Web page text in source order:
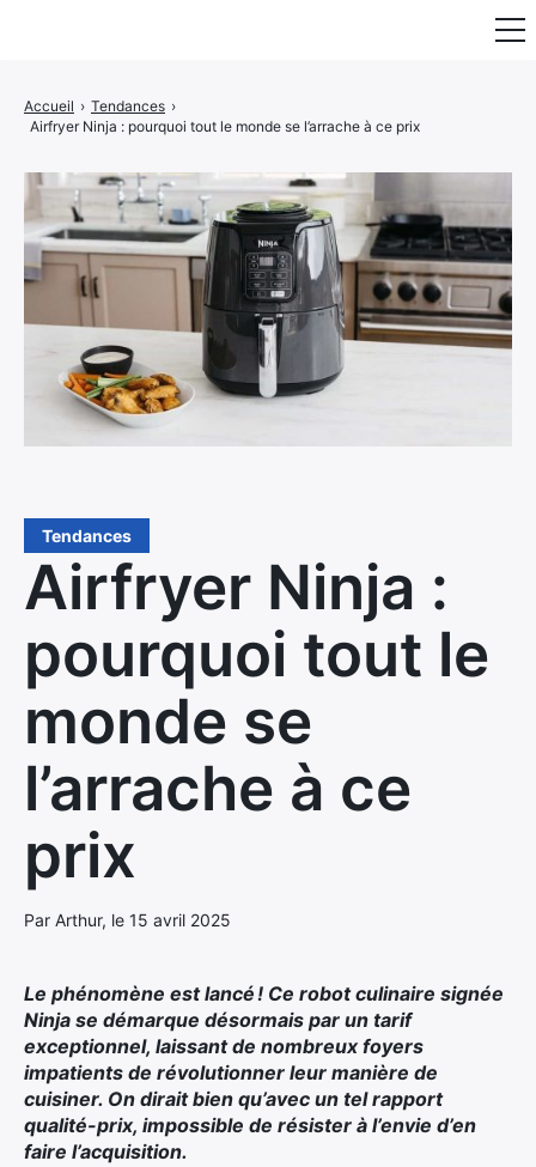
Accueil › Tendances ›
Airfryer Ninja : pourquoi tout le monde se l’arrache à ce prix
Tendances
Airfryer Ninja :
pourquoi tout le
monde se
l’arrache à ce
prix
Par Arthur, le 15 avril 2025
Le phénomène est lancé ! Ce robot culinaire signée
Ninja se démarque désormais par un tarif
exceptionnel, laissant de nombreux foyers
impatients de révolutionner leur manière de
cuisiner. On dirait bien qu’avec un tel rapport
qualité-prix, impossible de résister à l’envie d’en
faire l’acquisition.
Mobilier & Rangement
Luminaire
Maison
Art & Décoration